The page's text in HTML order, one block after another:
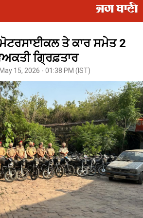
ਤੇ ਕਾਰ ਸਮੇਤ 2
ਗ੍ਰਿਫ਼ਤਾਰ
15, 2026 - 01:38 PM (IST)